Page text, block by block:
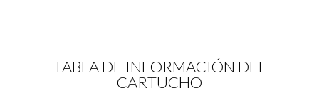
TABLA DE INFORMACIÓN DEL
CARTUCHO